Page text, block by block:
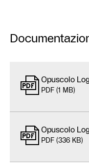
Opuscolo
PDF (1 MB)
Opuscolo
PDF (336 KB)